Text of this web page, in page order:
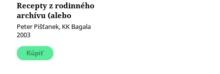
Recepty z rodinného
archívu (alebo
všetko čo viem ma
naučil môj dedo)
Peter Pišťanek, KK Bagala
2003